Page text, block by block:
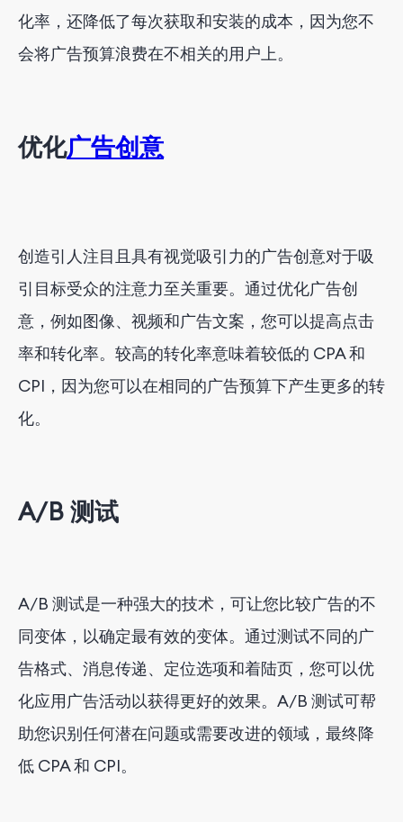
化率，还降低了每次获取和安装的成本，因为您不
会将广告预算浪费在不相关的用户上。
优化广告创意
创造引人注目且具有视觉吸引力的广告创意对于吸
引目标受众的注意力至关重要。通过优化广告创
意，例如图像、视频和广告文案，您可以提高点击
率和转化率。较高的转化率意味着较低的 CPA 和
CPI，因为您可以在相同的广告预算下产生更多的转
化。
A/B 测试
A/B 测试是一种强大的技术，可让您比较广告的不
同变体，以确定最有效的变体。通过测试不同的广
告格式、消息传递、定位选项和着陆页，您可以优
化应用广告活动以获得更好的效果。A/B 测试可帮
助您识别任何潜在问题或需要改进的领域，最终降
低 CPA 和 CPI。